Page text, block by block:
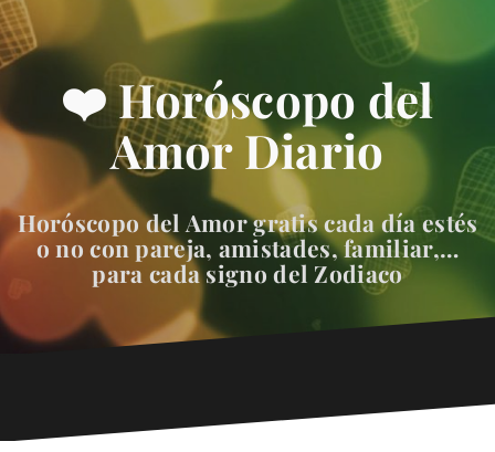
❤️ Horóscopo del
Amor Diario
Horóscopo del Amor gratis cada día estés
o no con pareja, amistades, familiar,…
para cada signo del Zodiaco